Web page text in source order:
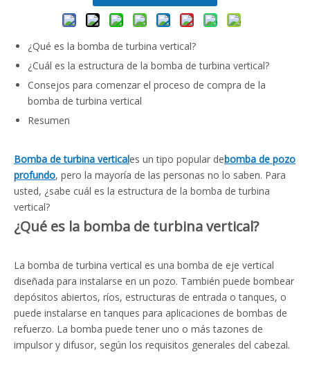
¿Qué es la bomba de turbina vertical?
¿Cuál es la estructura de la bomba de turbina vertical?
Consejos para comenzar el proceso de compra de la
bomba de turbina vertical
Resumen
Bomba de turbina verticales un tipo popular debomba de pozo
profundo, pero la mayoría de las personas no lo saben. Para
usted, ¿sabe cuál es la estructura de la bomba de turbina
vertical?
¿Qué es la bomba de turbina vertical?
La bomba de turbina vertical es una bomba de eje vertical
diseñada para instalarse en un pozo. También puede bombear
depósitos abiertos, ríos, estructuras de entrada o tanques, o
puede instalarse en tanques para aplicaciones de bombas de
refuerzo. La bomba puede tener uno o más tazones de
impulsor y difusor, según los requisitos generales del cabezal.